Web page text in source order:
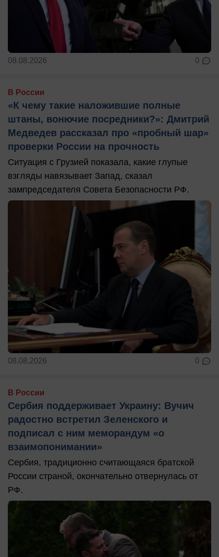
08.08.2026 0
В России
«К чему такие наложившие полные
штаны, вонючие посредники?»: Дмитрий
Медведев рассказал про «пробный шар»
проверки России на прочность
Ситуация с Грузией показала, какие глупые
взгляды навязывает Запад, сказал
зампредседателя Совета Безопасности РФ.
08.08.2026 0
В России
Сербия поддерживает Украину: Вучич
радостно встретил Зеленского и
подписал с ним меморандум «о
взаимопонимании»
Сербия, традиционно считающаяся братской
России страной, окончательно отвернулась от
РФ.